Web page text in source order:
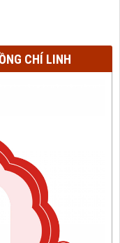
CHÍ LINH